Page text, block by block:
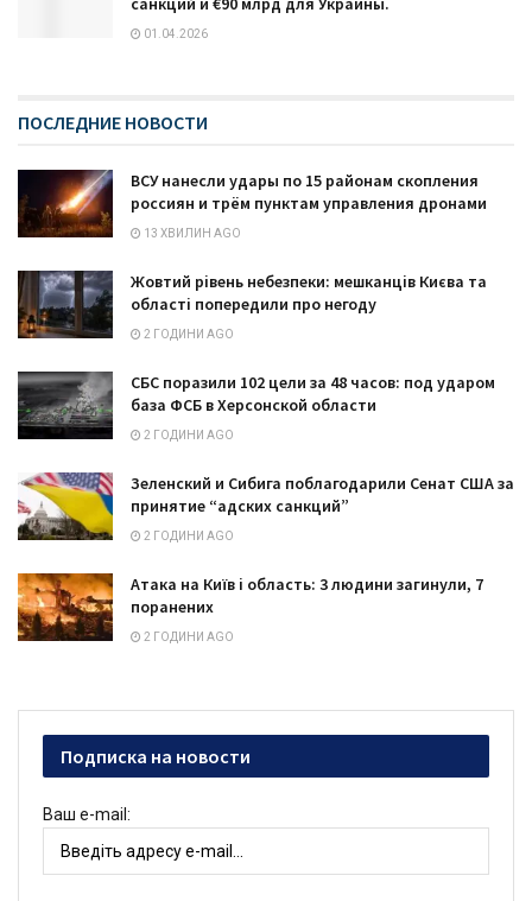
01.04.2026
ПОСЛЕДНИЕ НОВОСТИ
ВСУ нанесли удары по 15 районам скопления
россиян и трём пунктам управления дронами
13 ХВИЛИН AGO
Жовтий рівень небезпеки: мешканців Києва та
області попередили про негоду
2 ГОДИНИ AGO
СБС поразили 102 цели за 48 часов: под ударом
база ФСБ в Херсонской области
2 ГОДИНИ AGO
Зеленский и Сибига поблагодарили Сенат США за
принятие “адских санкций”
2 ГОДИНИ AGO
Атака на Київ і область: 3 людини загинули, 7
поранених
2 ГОДИНИ AGO
Подписка на новости
Ваш e-mail: